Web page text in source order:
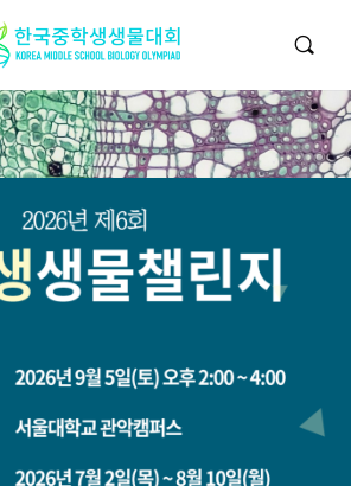
생물챌린지
Korea Biology Olympiad